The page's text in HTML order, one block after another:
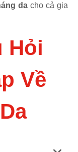
da cho cả gia
Hỏi
Về